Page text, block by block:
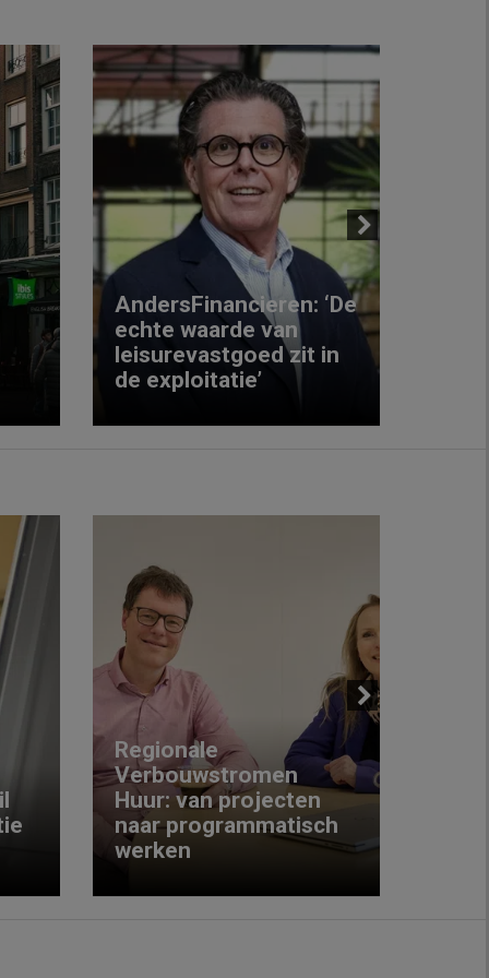
AndersFinancieren: ‘De
echte waarde van
leisurevastgoed zit in
de exploitatie’
Next
Regionale
Verbouwstromen
Huur: van projecten
naar programmatisch
werken
Next